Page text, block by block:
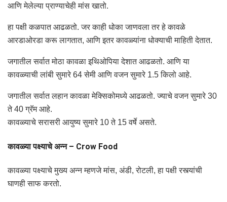
आणि मेलेल्या प्राण्याचेही मांस खातो.
हा पक्षी कळपात आढळतो. जर काही धोका जाणवला तर हे कावळे
आरडाओरडा करू लागतात, आणि इतर कावळ्यांना धोक्याची माहिती देतात.
जगातील सर्वात मोठा कावळा इथिओपिया देशात आढळतो. आणि या
कावळ्याची लांबी सुमारे 64 सेमी आणि वजन सुमारे 1.5 किलो आहे.
जगातील सर्वात लहान कावळा मेक्सिकोमध्ये आढळतो. ज्याचे वजन सुमारे 30
ते 40 ग्रॅम आहे.
कावळ्याचे सरासरी आयुष्य सुमारे 10 ते 15 वर्षे असते.
कावळ्या पक्ष्याचे अन्न – Crow Food
कावळ्या पक्ष्याचे मुख्य अन्न म्हणजे मांस, अंडी, रोटली, हा पक्षी रस्त्यांची
घाणही साफ करतो.